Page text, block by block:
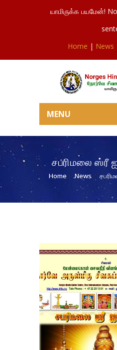
யாமிருக்க பயமேன்!
Home | News
MENU
சபரிமலை ஸ்ரீ
Home News